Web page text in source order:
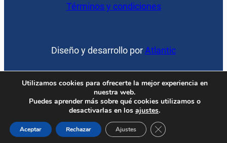
Términos y condiciones
Diseño y desarrollo por Atlantic
YouTube Facebook Instagram
Copyright 2026
ES
Utilizamos cookies para ofrecerte la mejor experiencia en
nuestra web.
Puedes aprender más sobre qué cookies utilizamos o
desactivarlas en los ajustes.
Aceptar Rechazar Ajustes Cerrar el banner de